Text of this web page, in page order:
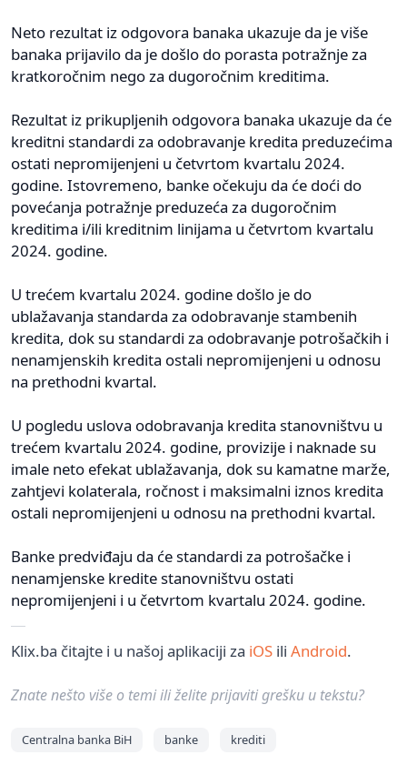
Neto rezultat iz odgovora banaka ukazuje da je više
banaka prijavilo da je došlo do porasta potražnje za
kratkoročnim nego za dugoročnim kreditima.
Rezultat iz prikupljenih odgovora banaka ukazuje da će
kreditni standardi za odobravanje kredita preduzećima
ostati nepromijenjeni u četvrtom kvartalu 2024.
godine. Istovremeno, banke očekuju da će doći do
povećanja potražnje preduzeća za dugoročnim
kreditima i/ili kreditnim linijama u četvrtom kvartalu
2024. godine.
U trećem kvartalu 2024. godine došlo je do
ublažavanja standarda za odobravanje stambenih
kredita, dok su standardi za odobravanje potrošačkih i
nenamjenskih kredita ostali nepromijenjeni u odnosu
na prethodni kvartal.
U pogledu uslova odobravanja kredita stanovništvu u
trećem kvartalu 2024. godine, provizije i naknade su
imale neto efekat ublažavanja, dok su kamatne marže,
zahtjevi kolaterala, ročnost i maksimalni iznos kredita
ostali nepromijenjeni u odnosu na prethodni kvartal.
Banke predviđaju da će standardi za potrošačke i
nenamjenske kredite stanovništvu ostati
nepromijenjeni i u četvrtom kvartalu 2024. godine.
Klix.ba čitajte i u našoj aplikaciji za iOS ili Android.
Znate nešto više o temi ili želite prijaviti grešku u tekstu?
Centralna banka BiH banke krediti